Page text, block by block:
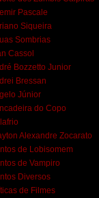
Pascale
Siqueira
Sombrias
Cassol
Bozzetto Junior
Bressan
Júnior
do Copo
Alexandre Zocarato
de Lobisomem
de Vampiro
Diversos
de Filmes